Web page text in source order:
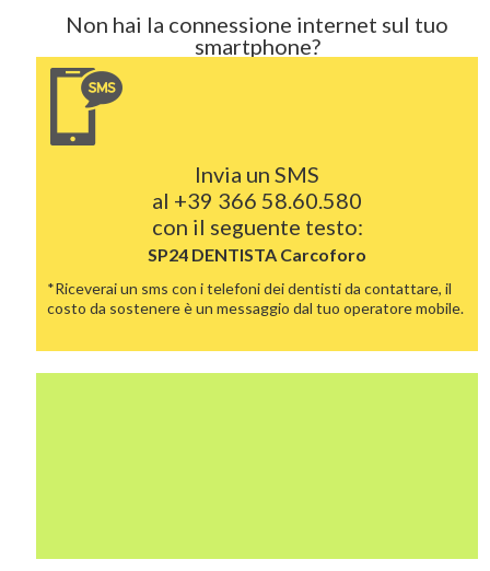
Non hai la connessione internet sul tuo
smartphone?
Invia un SMS
al +39 366 58.60.580
con il seguente testo:
SP24 DENTISTA Carcoforo
*Riceverai un sms con i telefoni dei dentisti da contattare, il
costo da sostenere è un messaggio dal tuo operatore mobile.